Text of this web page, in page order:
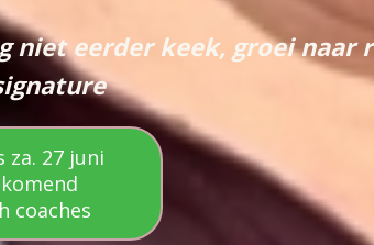
niet eerder keek, groei
za. 27 juni
coaches